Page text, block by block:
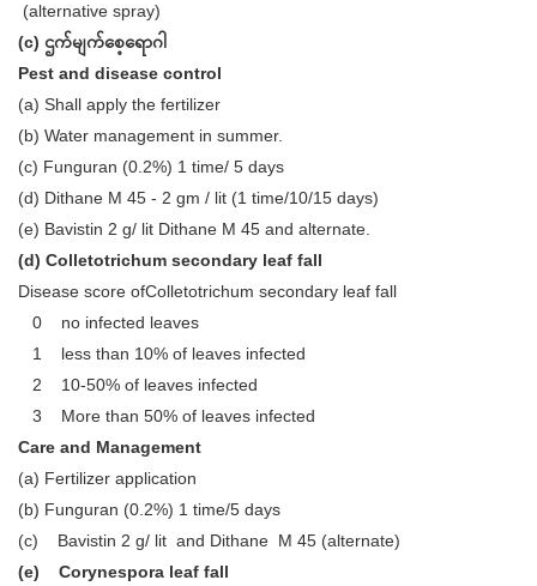
(alternative spray)
(c) ဌက်မျက်စေ့ရောဂါ
Pest and disease control
(a) Shall apply the fertilizer
(b) Water management in summer.
(c) Funguran (0.2%) 1 time/ 5 days
(d) Dithane M 45 - 2 gm / lit (1 time/10/15 days)
(e) Bavistin 2 g/ lit Dithane M 45 and alternate.
(d) Colletotrichum secondary leaf fall
Disease score ofColletotrichum secondary leaf fall
0 no infected leaves
1 less than 10% of leaves infected
2 10-50% of leaves infected
3 More than 50% of leaves infected
Care and Management
(a) Fertilizer application
(b) Funguran (0.2%) 1 time/5 days
(c) Bavistin 2 g/ lit and Dithane M 45 (alternate)
(e) Corynespora leaf fall